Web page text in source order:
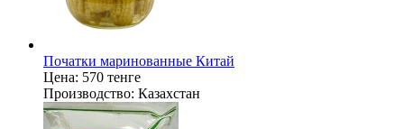
Початки маринованные Китай
Цена: 570 тенге
Производство: Казахстан